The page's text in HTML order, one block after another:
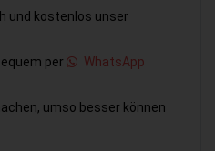
und kostenlos unser
per
WhatsApp
umso besser können